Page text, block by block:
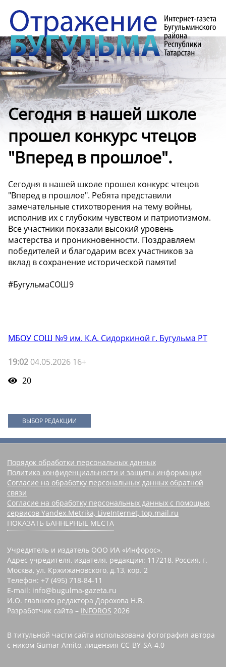
Сегодня в нашей школе
прошел конкурс чтецов
"Вперед в прошлое".
Сегодня в нашей школе прошел конкурс чтецов
"Вперед в прошлое". Ребята представили
замечательные стихотворения на тему войны,
исполнив их с глубоким чувством и патриотизмом.
Все участники показали высокий уровень
мастерства и проникновенности. Поздравляем
победителей и благодарим всех участников за
вклад в сохранение исторической памяти!
#БугульмаСОШ9
МБОУ СОШ №9 им. К.А. Сидоркиной г. Бугульма РТ
19:02 04.05.2026 16+
20
ВЫБОР РЕДАКЦИИ
Порядок обработки персональных данных
Политика конфиденциальности и защиты информации
Согласие на обработку персональных данных обратной
связи
Согласие на обработку персональных данных с помощью
сервисов Yandex.Metrika, LiveInternet, top.mail.ru
ПОКАЗАТЬ БАННЕРНЫЕ МЕСТА
Учредитель и издатель ООО ИА «Инфорос».
Адрес учредителя, издателя, редакции: 117218, Россия, г.
Москва, ул. Кржижановского, д.13, кор. 2
Телефон: +7 (495) 718-84-11
E-mail: info@bugulma-gazeta.ru
И.О. главного редактора Дорохова Н.В.
Разработчик сайта – INFOROS 2026
В титульной части сайта использована фотография автора
с ником Gumar Amito, лицензия CC-BY-SA-4.0